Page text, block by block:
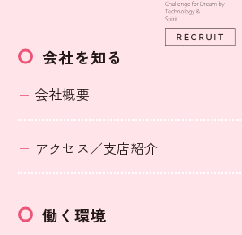
会社を知る
会社概要
アクセス／支店紹介
働く環境